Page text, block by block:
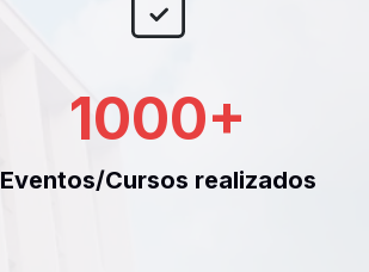
1000+
Eventos/Cursos realizados